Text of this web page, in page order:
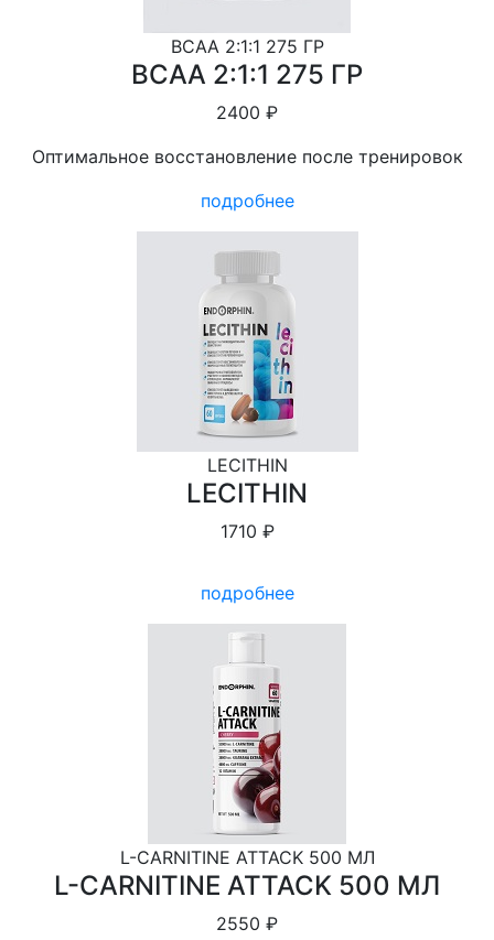
BCAA 2:1:1 275 ГР
BCAA 2:1:1 275 ГР
2400 ₽
Оптимальное восстановление после тренировок
подробнее
LECITHIN
LECITHIN
1710 ₽
подробнее
L-СARNITINE ATTACK 500 МЛ
L-СARNITINE ATTACK 500 МЛ
2550 ₽